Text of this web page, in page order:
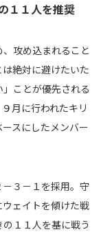
１１人を推奨
攻め込まれること
絶対に避けたいた
ことが優先される
月に行われたキリ
スにしたメンバー
３－１を採用。守
ェイトを傾けた戦
１１人を基に戦う